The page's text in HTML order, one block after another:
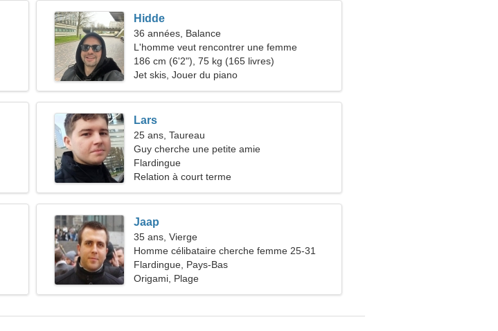
Hidde
36 années, Balance
L'homme veut rencontrer une femme
186 cm (6'2"), 75 kg (165 livres)
Jet skis, Jouer du piano
Lars
25 ans, Taureau
Guy cherche une petite amie
Flardingue
Relation à court terme
Jaap
35 ans, Vierge
Homme célibataire cherche femme 25-31
Flardingue, Pays-Bas
Origami, Plage